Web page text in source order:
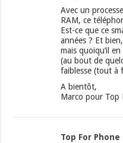
Avec un
RAM, ce
Est-ce que ce
années ? Et
mais quoiqu’il
(au bout de
faiblesse (tout à
A bientôt,
Marco pour Top
Top For Phone